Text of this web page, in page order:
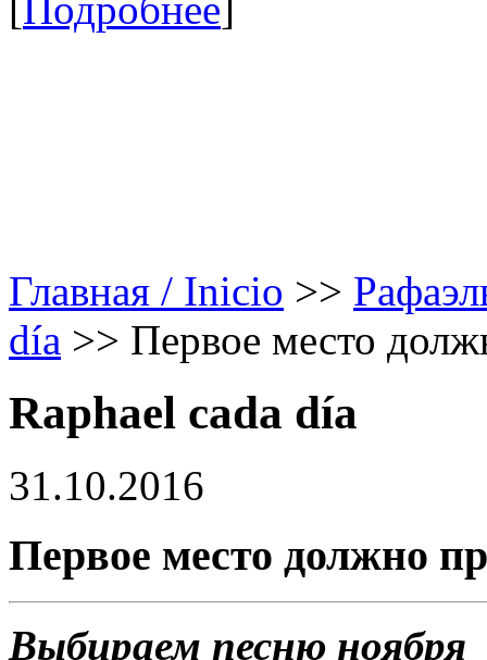
Главная / Inicio >>
día >> Первое место
Raphael cada día
31.10.2016
Первое место должно
Выбираем песню ноября